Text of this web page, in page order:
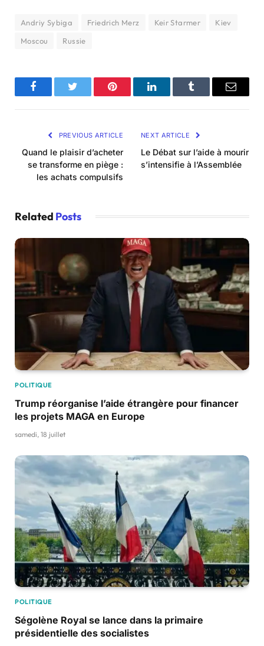
Andriy Sybiga Friedrich Merz Keir Starmer
Kiev
Moscou
Russie
FacebookTwitter Pinterest LinkedInTumblr Email
PREVIOUS ARTICLE
Quand le plaisir d’acheter
se transforme en piège :
les achats compulsifs
NEXT ARTICLE
Le Débat sur l’aide à mourir
s’intensifie à l’Assemblée
Related Posts
POLITIQUE
Trump réorganise l’aide étrangère pour financer
les projets MAGA en Europe
samedi, 18 juillet
POLITIQUE
Ségolène Royal se lance dans la primaire
présidentielle des socialistes